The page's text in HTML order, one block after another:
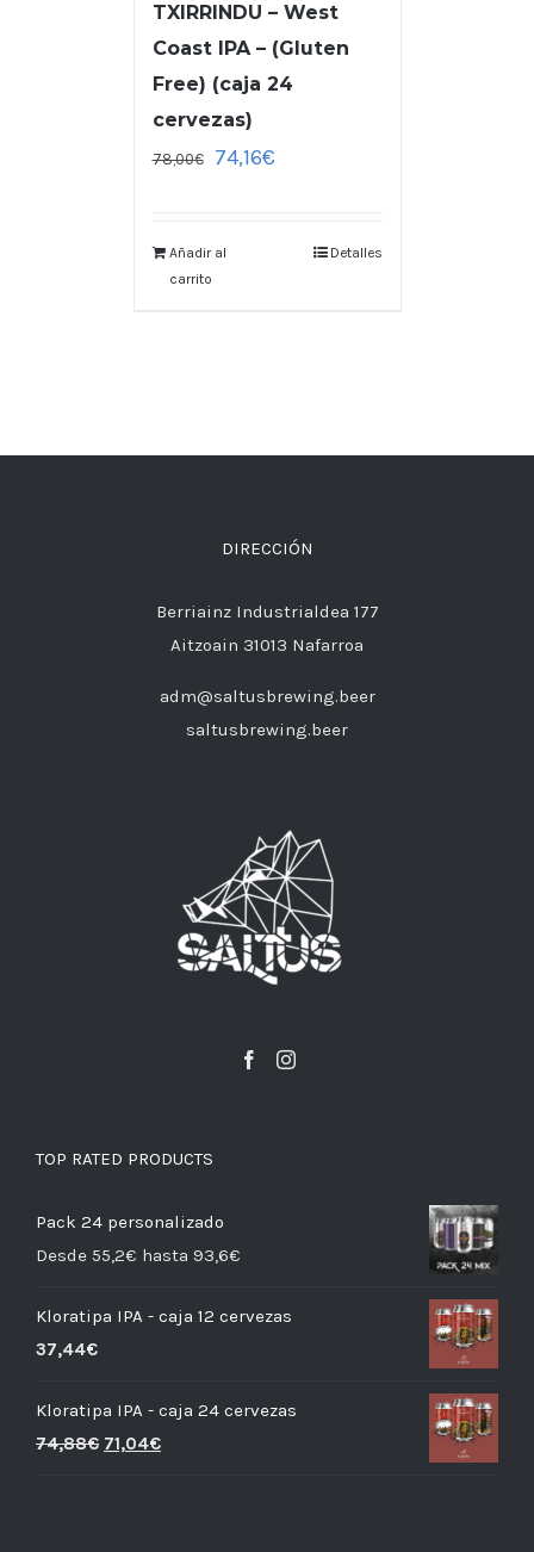
TXIRRINDU – West
Coast IPA – (Gluten
Free) (caja 24
cervezas)
78,00€ 74,16€
Añadir al
carrito
Detalles
DIRECCIÓN
Berriainz Industrialdea 177
Aitzoain 31013 Nafarroa
adm@saltusbrewing.beer
saltusbrewing.beer
TOP RATED PRODUCTS
Pack 24 personalizado
Desde 55,2€ hasta 93,6€
Kloratipa IPA - caja 12 cervezas
37,44€
Kloratipa IPA - caja 24 cervezas
74,88€ 71,04€